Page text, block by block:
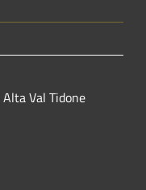
Val Tidone